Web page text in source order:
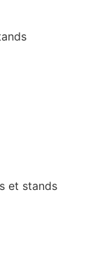
et stands